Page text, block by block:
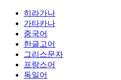
히라가나
가타카나
중국어
한글고어
그리스문자
프랑스어
독일어